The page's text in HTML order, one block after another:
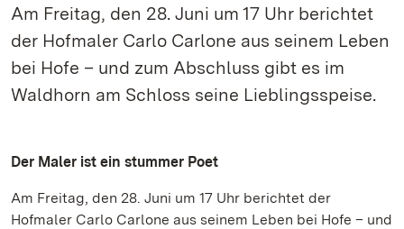
Am Freitag, den 28. Juni um 17 Uhr berichtet
der Hofmaler Carlo Carlone aus seinem Leben
bei Hofe – und zum Abschluss gibt es im
Waldhorn am Schloss seine Lieblingsspeise.
Der Maler ist ein stummer Poet
Am Freitag, den 28. Juni um 17 Uhr berichtet der
Hofmaler Carlo Carlone aus seinem Leben bei Hofe – und